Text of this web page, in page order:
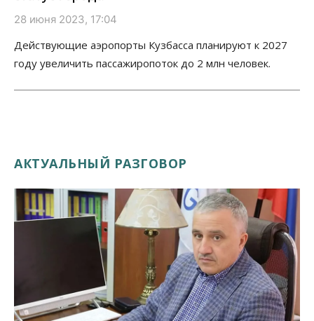
28 июня 2023, 17:04
Действующие аэропорты Кузбасса планируют к 2027
году увеличить пассажиропоток до 2 млн человек.
АКТУАЛЬНЫЙ РАЗГОВОР